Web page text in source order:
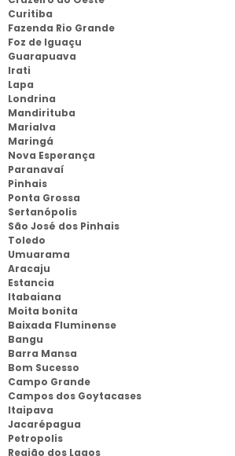
Curitiba
Fazenda Rio Grande
Foz de Iguaçu
Guarapuava
Irati
Lapa
Londrina
Mandirituba
Marialva
Maringá
Nova Esperança
Paranavaí
Pinhais
Ponta Grossa
Sertanópolis
São José dos Pinhais
Toledo
Umuarama
Aracaju
Estancia
Itabaiana
Moita bonita
Baixada Fluminense
Bangu
Barra Mansa
Bom Sucesso
Campo Grande
Campos dos Goytacases
Itaipava
Jacarépagua
Petropolis
Região dos Lagos